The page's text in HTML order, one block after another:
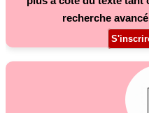
recherche